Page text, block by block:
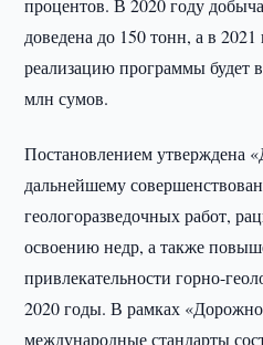
процентов. В 2020 году
доведена до 150 тонн, а в
реализацию программы будет
млн сумов.
Постановлением утверждена
дальнейшему
геологоразведочных работ,
освоению недр, а также
привлекательности горно-
2020 годы. В рамках
международные стандарты